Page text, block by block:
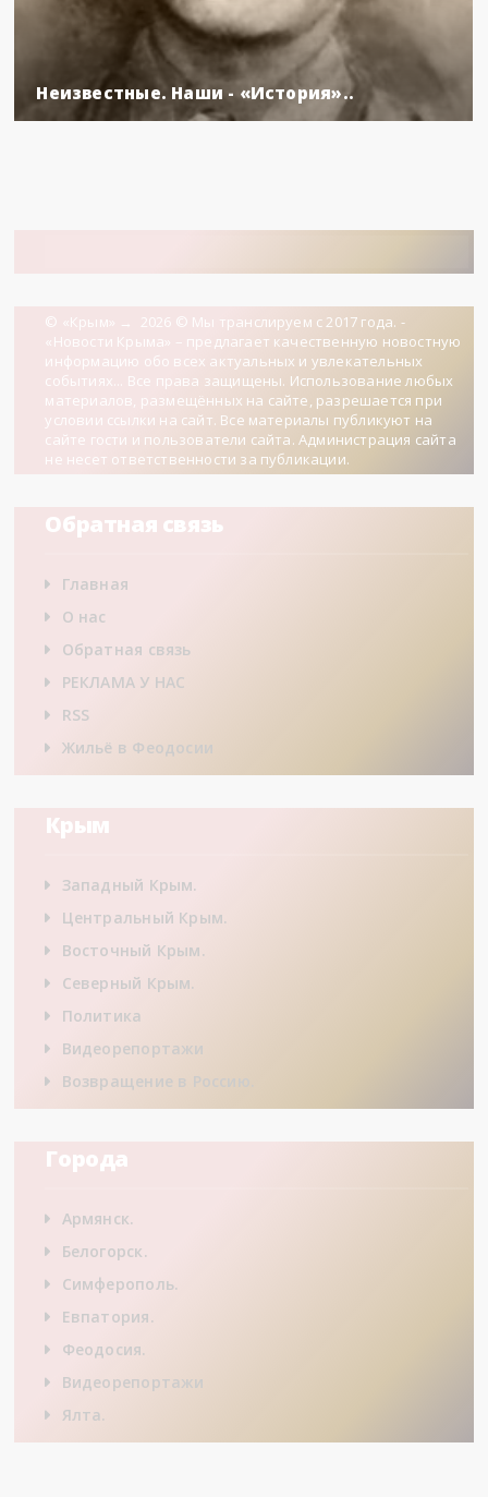
Неизвестные. Наши - «История»..
© «Крым» → 2026 © Мы транслируем с 2017 года. -
«Новости Крыма» – предлагает качественную новостную
информацию обо всех актуальных и увлекательных
событиях... Все права защищены. Использование любых
материалов, размещённых на сайте, разрешается при
условии ссылки на сайт. Все материалы публикуют на
сайте гости и пользователи сайта. Администрация сайта
не несет ответственности за публикации.
Обратная связь
Главная
О нас
Обратная связь
РЕКЛАМА У НАС
RSS
Жильё в Феодосии
Крым
Западный Крым.
Центральный Крым.
Восточный Крым.
Северный Крым.
Политика
Видеорепортажи
Возвращение в Россию.
Города
Армянск.
Белогорск.
Симферополь.
Евпатория.
Феодосия.
Видеорепортажи
Ялта.